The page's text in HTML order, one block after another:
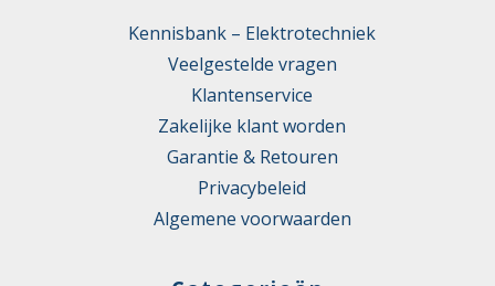
Kennisbank – Elektrotechniek
Veelgestelde vragen
Klantenservice
Zakelijke klant worden
Garantie & Retouren
Privacybeleid
Algemene voorwaarden